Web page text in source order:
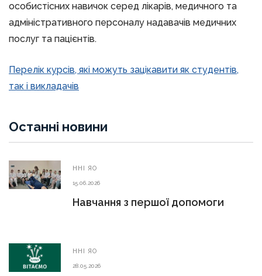
особистісних навичок серед лікарів, медичного та
адміністративного персоналу надавачів медичних
послуг та пацієнтів.
Перелік курсів, які можуть зацікавити як студентів,
так і викладачів
Останні новини
ННІ ЯО
15.06.2026
Навчання з першої допомоги
ННІ ЯО
28.05.2026